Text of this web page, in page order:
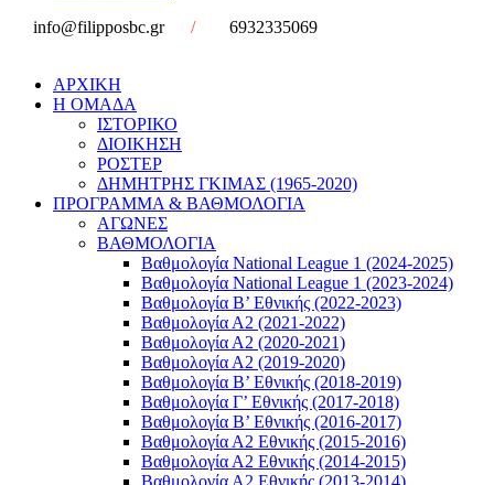
info@filipposbc.gr
/ 6932335069
ΑΡΧΙΚΗ
Η ΟΜΑΔΑ
ΙΣΤΟΡΙΚΟ
ΔΙΟΙΚΗΣΗ
ΡΟΣΤΕΡ
ΔΗΜΗΤΡΗΣ ΓΚΙΜΑΣ (1965-2020)
ΠΡΟΓΡΑΜΜΑ & ΒΑΘΜΟΛΟΓΙΑ
ΑΓΩΝΕΣ
ΒΑΘΜΟΛΟΓΙΑ
Βαθμολογία National League 1 (2024-2025)
Βαθμολογία National League 1 (2023-2024)
Βαθμολογία Β’ Εθνικής (2022-2023)
Βαθμολογία Α2 (2021-2022)
Βαθμολογία Α2 (2020-2021)
Βαθμολογία Α2 (2019-2020)
Βαθμολογία B’ Εθνικής (2018-2019)
Βαθμολογία Γ’ Εθνικής (2017-2018)
Βαθμολογία Β’ Εθνικής (2016-2017)
Βαθμολογία Α2 Εθνικής (2015-2016)
Βαθμολογία Α2 Εθνικής (2014-2015)
Βαθμολογία Α2 Εθνικής (2013-2014)